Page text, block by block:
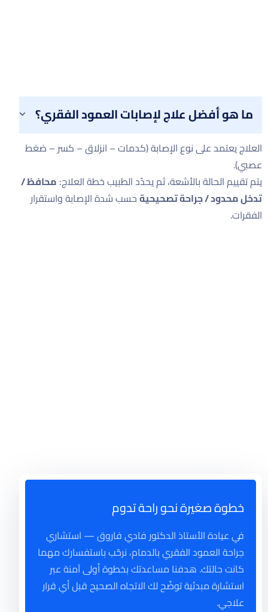
ما هو أفضل علاج لإصابات العمود الفقري؟
العلاج يعتمد على نوع الإصابة (كدمات – انزلاق – كسر – ضغط
عصبي).
يتم تقييم الحالة بالأشعة، ثم يحدّد الطبيب خطة العلاج: محافظ /
تدخل محدود / جراحة تصحيحيةحسب شدة الإصابة واستقرار
الفقرات.
خطوة صغيرة نحو راحة تدوم
في عيادة الأستاذ الدكتور فادي فاروق — استشاري
جراحة العمود الفقري بالدمام، نرحّب باستفسارك مهما
كانت حالتك. هدفنا مساعدتك بخطوة أولى آمنة عبر
استشارة مبدئية توضّح لك الاتجاه الصحيح قبل أي قرار
علاجي.